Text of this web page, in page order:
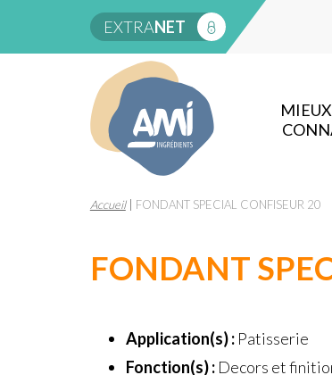
EXTRANET
Accueil| FONDANT SPECIAL CONFISEUR 20
FONDANT
Application(s) :Patisserie
Fonction(s) :Decors et